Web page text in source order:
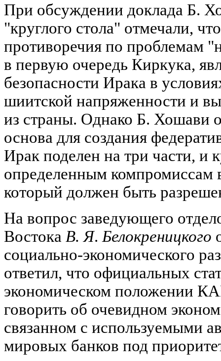
При обсуждении доклада Б.
"круглого стола" отмечали,
противоречия по проблемам
в первую очередь Киркука,
безопасности Ирака в
шиитской напряженности и
из страны. Однако Б. Хошави
основа для создания
Ирак поделен на три части, и
определенным компромиссам
который должен быть
На вопрос заведующего
Востока В. Я. Белокреницкого
социально-экономического
ответил, что официальных
экономическом положении
говорить об очевидном
связанном с используемыми
мировых банков под